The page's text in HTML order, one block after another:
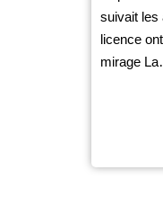
suivait les
licence
mirage